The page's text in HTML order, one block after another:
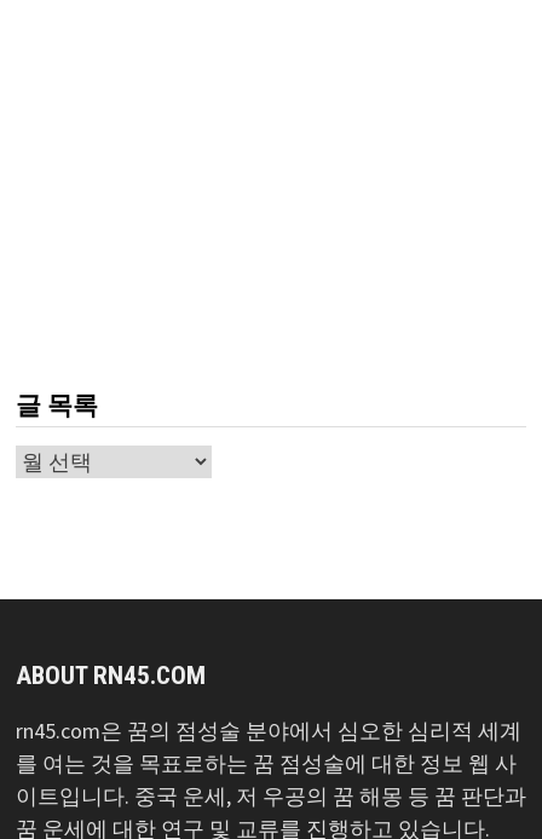
글 목록
글
ABOUT RN45.COM
rn45.com은 꿈의 점성술 분야에서 심오한 심리적 세계
를 여는 것을 목표로하는 꿈 점성술에 대한 정보 웹 사
이트입니다. 중국 운세, 저 우공의 꿈 해몽 등 꿈 판단과
꿈 운세에 대한 연구 및 교류를 진행하고 있습니다.